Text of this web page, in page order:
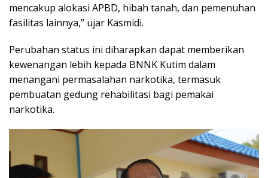
mencakup alokasi APBD, hibah tanah, dan pemenuhan
fasilitas lainnya,” ujar Kasmidi.
Perubahan status ini diharapkan dapat memberikan
kewenangan lebih kepada BNNK Kutim dalam
menangani permasalahan narkotika, termasuk
pembuatan gedung rehabilitasi bagi pemakai
narkotika.